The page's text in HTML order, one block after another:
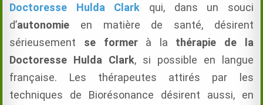
Doctoresse Hulda Clark qui, dans un souci
d’autonomie en matière de santé, désirent
sérieusement se formerà la thérapie de la
Doctoresse Hulda Clark, si possible en langue
française. Les thérapeutes attirés par les
techniques de Biorésonance désirent aussi, en